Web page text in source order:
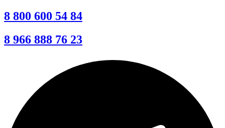
8 800 600 54 84
8 966 888 76 23